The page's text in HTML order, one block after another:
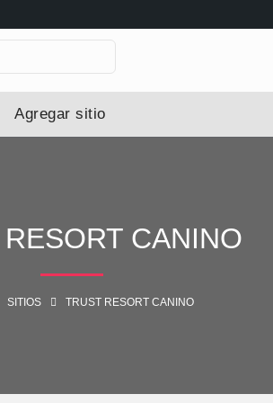
Agregar sitio
CANINO
SITIOS TRUST RESORT CANINO